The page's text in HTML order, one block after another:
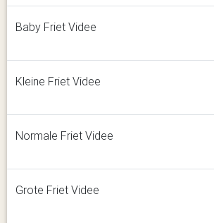
Baby Friet Videe
Kleine Friet Videe
Normale Friet Videe
Grote Friet Videe